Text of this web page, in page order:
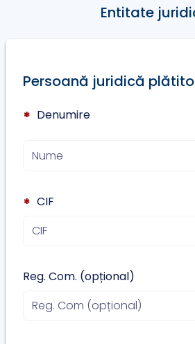
Entitate
Persoană juridică
* Denumire
* CIF
Reg. Com. (opțional)